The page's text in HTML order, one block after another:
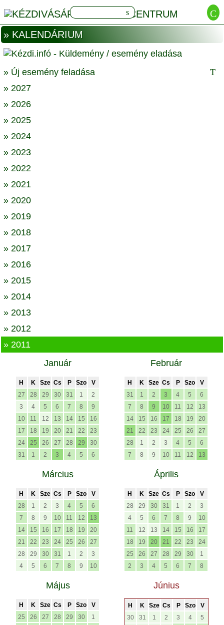
» KALENDÁRIUM
» Új esemény feladása
» 2027
» 2026
» 2025
» 2024
» 2023
» 2022
» 2021
» 2020
» 2019
» 2018
» 2017
» 2016
» 2015
» 2014
» 2013
» 2012
» 2011
Január
H K Sze Cs P Szo
V
27
28 29 30 31 1
2
3
4 5 6 7 8
9
10
11 12 13 14 15
16
17
18 19 20 21 22
23
24
25 26 27 28 29
30
31
1 2 3 4 5 6
Február
H K Sze Cs P Szo
V
31
1 2 3 4 5
6
7
8 9 10 11 12
13
14
15 16 17 18 19
20
21
22 23 24 25 26
27
28
1 2 3 4 5
6
7
8 9 10 11 12 13
Március
H K Sze Cs P Szo
V
28
1 2 3 4 5
6
7
8 9 10 11 12
13
14
15 16 17 18 19
20
21
22 23 24 25 26
27
28
29 30 31 1 2
3
4
5 6 7 8 9 10
Április
H K Sze Cs P Szo
V
28
29 30 31 1 2
3
4
5 6 7 8 9
10
11
12 13 14 15 16
17
18
19 20 21 22 23
24
25
26 27 28 29 30
1
2
3 4 5 6 7 8
Május
H K Sze Cs P Szo
V
25
26 27 28 29 30
1
Június
H K Sze Cs P Szo
V
30
31 1 2 3 4
5